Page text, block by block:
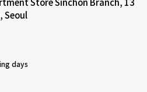
Store Sinchon Branch, 13
Seoul
days